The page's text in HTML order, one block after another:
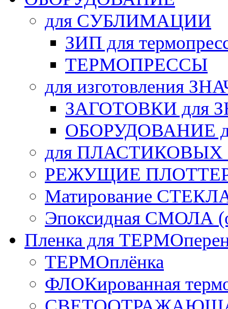
для СУБЛИМАЦИИ
ЗИП для
ТЕРМОПРЕССЫ
для изготовления
ЗАГОТОВКИ для
ОБОРУДОВАНИЕ
для ПЛАСТИКОВЫХ
РЕЖУЩИЕ
Матирование
Эпоксидная СМОЛА
Пленка для
ТЕРМОплёнка
ФЛОКированная